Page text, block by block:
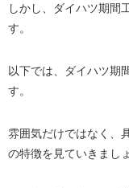
ダイハツで
ダイハツの寮生活
寮にある設備
しかし、ダイハツ期間
す。
以下では、ダイハツ期
す。
雰囲気だけではなく、
の特徴を見ていきまし